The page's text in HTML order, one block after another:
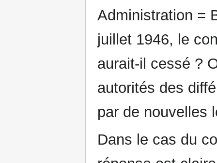
Administration =
juillet 1946, le
aurait-il cessé ?
autorités des
par de nouvelles
Dans le cas du